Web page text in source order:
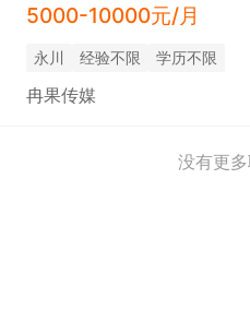
5000-10000元/月
永川 经验不限 学历不限
冉果传媒
没有更